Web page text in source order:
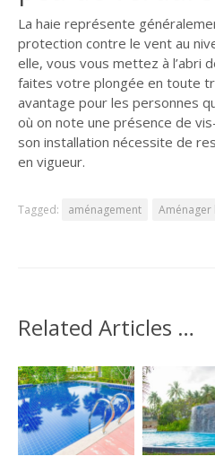
La haie représente
protection contre le vent au
elle, vous vous mettez à l’abri
faites votre plongée en toute
avantage pour les personnes
où on note une présence de
son installation nécessite de
en vigueur.
Tagged: aménagement
Related Articles …